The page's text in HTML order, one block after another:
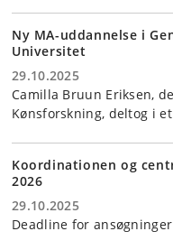
Ny MA-uddannelse i
Universitet
29.10.2025
Camilla Bruun Eriksen,
Kønsforskning, deltog i
Koordinationen og
2026
29.10.2025
Deadline for